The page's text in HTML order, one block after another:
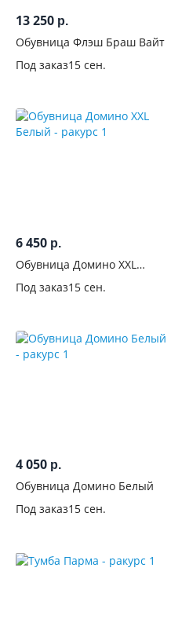
13 250 р.
Обувница Флэш Браш Вайт
Под заказ15 сен.
6 450 р.
Обувница Домино XXL
Под заказ15 сен.
4 050 р.
Обувница Домино Белый
Под заказ15 сен.